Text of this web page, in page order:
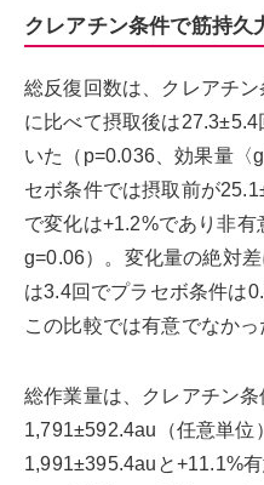
クレアチン条件で筋持久
総反復回数は、クレアチ
に比べて摂取後は
いた（p=0.036、効果量〈
セボ条件では摂取前が
で変化は+1.2%であり非有
g=0.06）。変化量の絶対
は3.4回でプラセボ条件は
この比較では有意でなかっ
総作業量は、クレアチン
1,791±592.4au（任意単位
1,991±395.4auと+11.1%